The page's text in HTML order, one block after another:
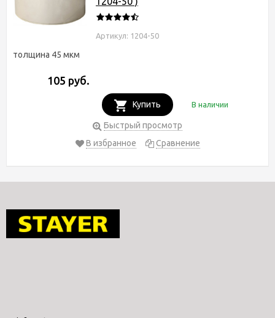
Артикул: 1204-50
толщина 45 мкм
105 руб.
Купить В наличии
Быстрый просмотр
В избранное
Сравнение